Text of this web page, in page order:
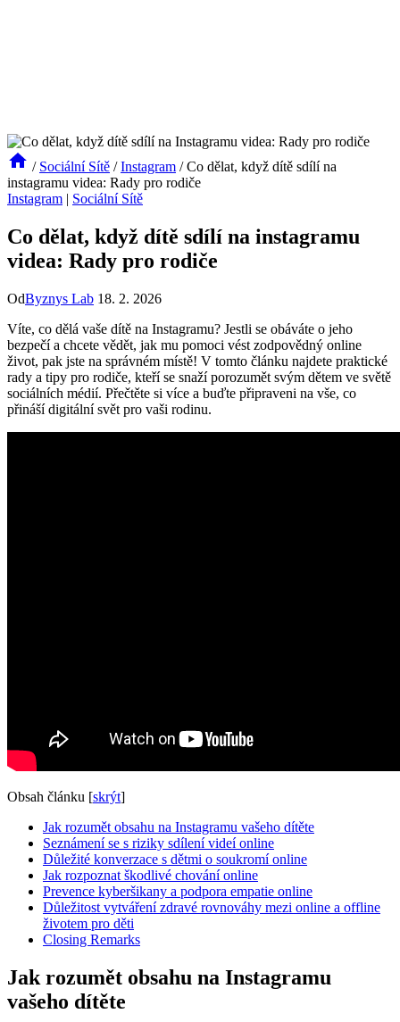
/ Sociální Sítě / Instagram / Co dělat, když dítě sdílí na
instagramu videa: Rady pro rodiče
Instagram | Sociální Sítě
Co dělat, když dítě sdílí na instagramu
videa: Rady pro rodiče
OdByznys Lab 18. 2. 2026
Víte, co dělá vaše dítě na Instagramu? Jestli se obáváte o jeho
bezpečí a chcete vědět, jak mu pomoci vést zodpovědný online
život, pak jste na správném místě! V tomto článku najdete praktické
rady a tipy pro rodiče, kteří se snaží porozumět svým dětem ve světě
sociálních médií. Přečtěte si více a buďte připraveni na vše, co
přináší digitální svět pro vaši rodinu.
Obsah článku [skrýt]
Jak rozumět obsahu na Instagramu vašeho dítěte
Seznámení se s riziky sdílení videí online
Důležité konverzace s dětmi o soukromí online
Jak rozpoznat škodlivé chování online
Prevence kyberšikany a podpora empatie online
Důležitost vytváření zdravé rovnováhy mezi online a offline
životem pro děti
Closing Remarks
Jak rozumět obsahu na Instagramu
vašeho dítěte